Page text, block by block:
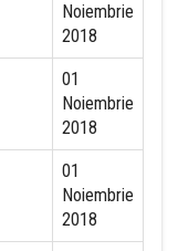
Noiembrie
2018
01
Noiembrie
2018
01
Noiembrie
2018